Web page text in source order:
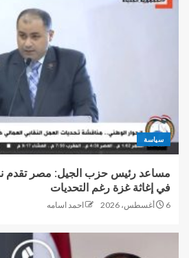
سياسة
مساعد رئيس حزب الجيل: مصر تقدم
في إغاثة غزة رغم التحديات
6 أغسطس، 2026 احمد اسامه